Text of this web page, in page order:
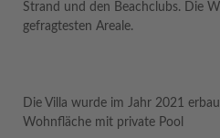
Strand und den Beachclubs. Die
gefragtesten Areale.
Die Villa wurde im Jahr 2021
Wohnfläche mit private Pool